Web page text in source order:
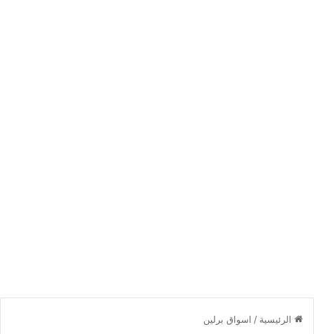
الرئيسية / اسواق برلين